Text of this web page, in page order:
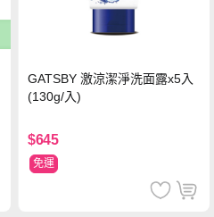
GATSBY 激涼潔淨洗面露x5入
(130g/入)
$645
免運